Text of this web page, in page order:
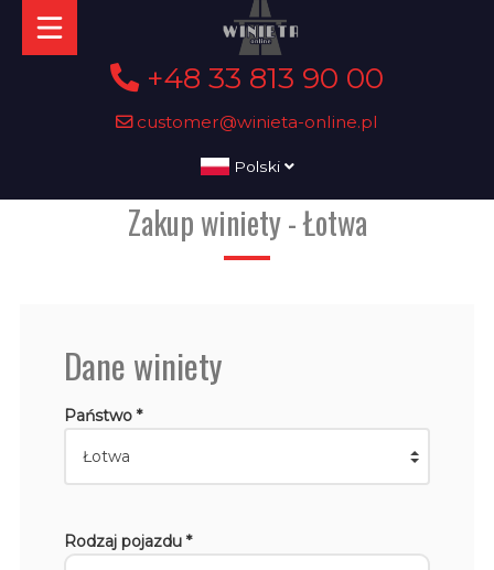
+48 33 813 90 00
customer@winieta-online.pl
Polski
Zakup winiety - Łotwa
Dane winiety
Państwo *
Rodzaj pojazdu *